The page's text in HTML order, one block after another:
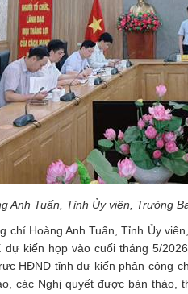
Anh Tuấn, Tỉnh Ủy viên, Trưởng
chí Hoàng Anh Tuấn, Tỉnh Ủy
dự kiến họp vào cuối tháng 5/
HĐND tỉnh dự kiến phân công
các Nghị quyết được bàn